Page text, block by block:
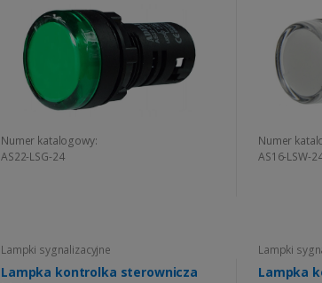
Numer katalogowy:
AS22-LSG-24
Numer
AS16-LSW-
Lampki sygnalizacyjne
Lampka kontrolka sterownicza
Lampki
Lampka